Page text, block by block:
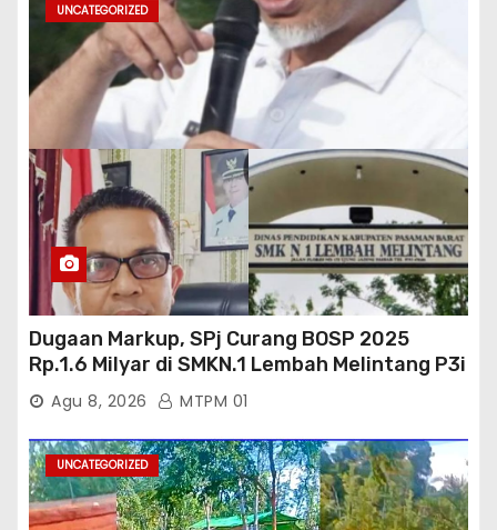
UNCATEGORIZED
Dugaan Markup, SPj Curang BOSP 2025
Rp.1.6 Milyar di SMKN.1 Lembah Melintang P3i
: Kajati Sumbar Panggil dan Periksa
Agu 8, 2026 MTPM 01
UNCATEGORIZED